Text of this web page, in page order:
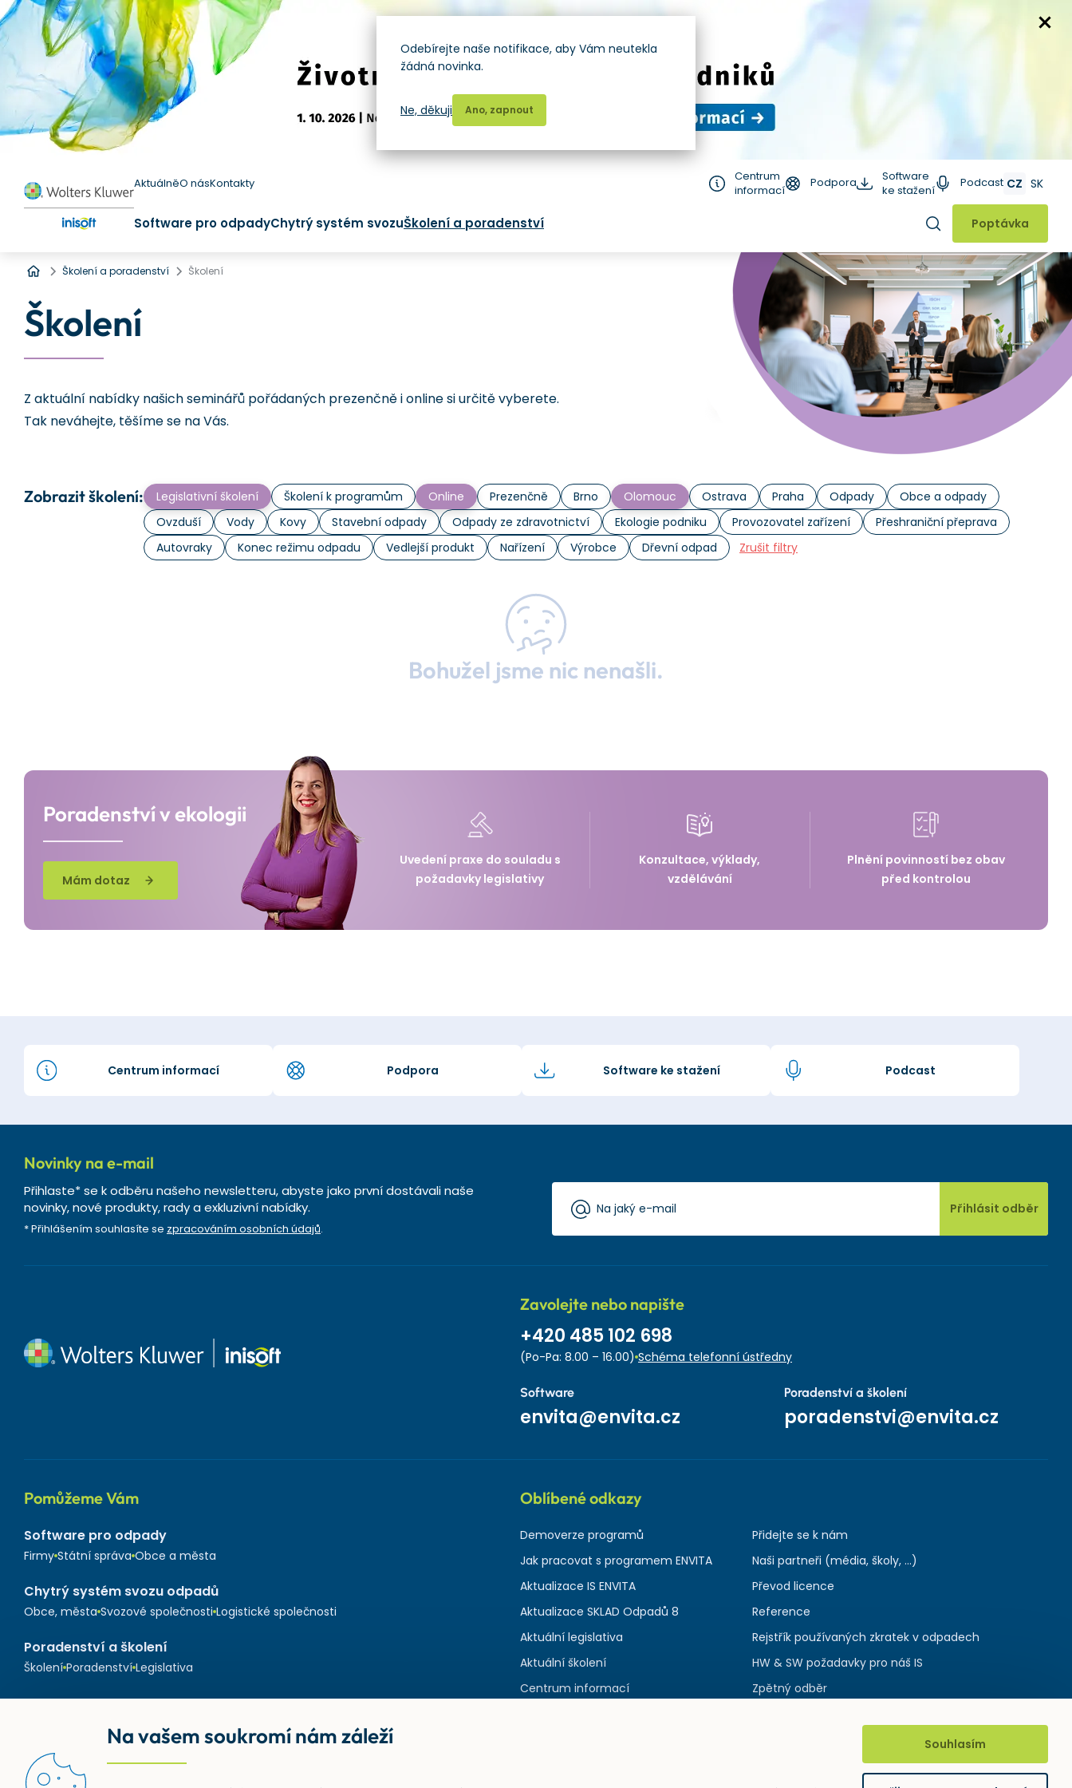
AktuálněO násKontakty
Centrum
informací
Podpora
Software
ke stažení
Podcast CZ SK
Software pro odpadyChytrý systém svozuŠkolení a poradenství Hledat
Poptávka
Úvod
Školení a poradenství Školení
Školení
Z aktuální nabídky našich seminářů pořádaných prezenčně i online si určitě vyberete.
Tak neváhejte, těšíme se na Vás.
Zobrazit školení: Legislativní školení Školení k programům Online Prezenčně Brno Olomouc Ostrava Praha Odpady
Obce a odpady
Ovzduší
Vody Kovy Stavební odpady Odpady ze zdravotnictví Ekologie podniku Provozovatel zařízení
Přeshraniční přeprava
Autovraky
Konec režimu odpadu Vedlejší produkt Nařízení Výrobce Dřevní odpad Zrušit filtry
Bohužel jsme nic nenašli.
Poradenství v ekologii
Mám dotaz
Uvedení praxe do souladu s
požadavky legislativy
Konzultace, výklady,
vzdělávání
Plnění povinností bez obav
před kontrolou
Centrum informací Podpora Software ke stažení Podcast
Novinky na e-mail
Přihlaste* se k odběru našeho newsletteru, abyste jako první dostávali naše
novinky, nové produkty, rady a exkluzivní nabídky.
* Přihlášením souhlasíte se zpracováním osobních údajů.
Přihlásit odběr
Zavolejte nebo napište
+420 485 102 698
(Po-Pa: 8.00 – 16.00) Schéma telefonní ústředny
Software
envita@envita.cz
Poradenství a školení
poradenstvi@envita.cz
Pomůžeme Vám
Software pro odpady
Firmy Státní správa Obce a města
Chytrý systém svozu odpadů
Obce, města Svozové společnosti Logistické společnosti
Poradenství a školení
Školení Poradenství Legislativa
Oblíbené odkazy
Demoverze programů
Jak pracovat s programem ENVITA
Aktualizace IS ENVITA
Aktualizace SKLAD Odpadů 8
Aktuální legislativa
Aktuální školení
Centrum informací
Přidejte se k nám
Naši partneři (média, školy, ...)
Převod licence
Reference
Rejstřík používaných zkratek v odpadech
HW & SW požadavky pro náš IS
Zpětný odběr
Odebírejte naše notifikace, aby Vám neutekla
žádná novinka.
Ano, zapnout
Ne, děkuji
Na vašem soukromí nám záleží Souhlasím